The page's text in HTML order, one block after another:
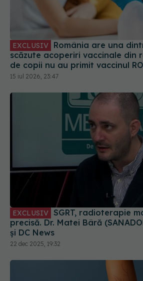
EXCLUSIV
scăzute acoperiri vaccinale din
de copii nu au primit vaccinul ROR
15 iul 2026, 23:47
precisă. Dr. Matei Bâră
și DC News
22 dec 2025, 19:32